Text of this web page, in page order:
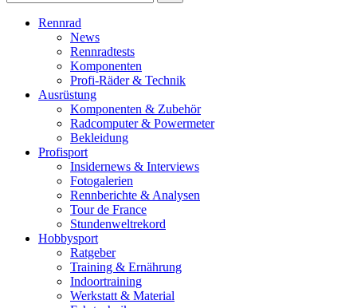
Rennrad
News
Rennradtests
Komponenten
Profi-Räder & Technik
Ausrüstung
Komponenten & Zubehör
Radcomputer & Powermeter
Bekleidung
Profisport
Insidernews & Interviews
Fotogalerien
Rennberichte & Analysen
Tour de France
Stundenweltrekord
Hobbysport
Ratgeber
Training & Ernährung
Indoortraining
Werkstatt & Material